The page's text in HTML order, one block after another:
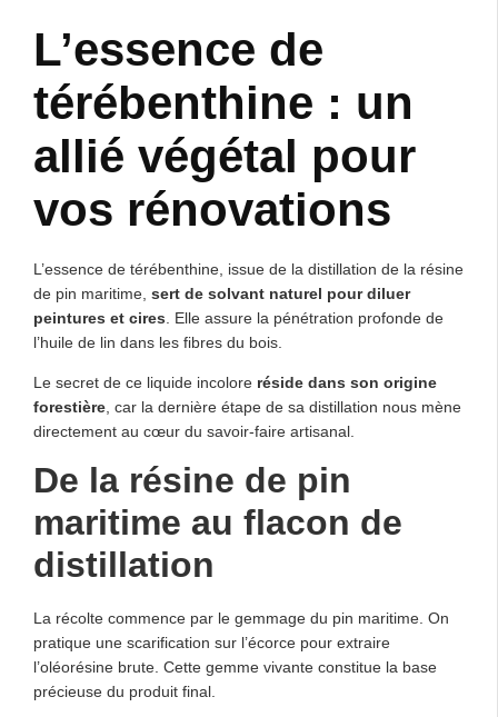
L’essence de
térébenthine : un
allié végétal pour
vos rénovations
L’essence de térébenthine, issue de la distillation de la résine
de pin maritime, sert de solvant naturel pour diluer
peintures et cires . Elle assure la pénétration profonde de
l’huile de lin dans les fibres du bois.
Le secret de ce liquide incolore réside dans son origine
forestière , car la dernière étape de sa distillation nous mène
directement au cœur du savoir-faire artisanal.
De la résine de pin
maritime au flacon de
distillation
La récolte commence par le gemmage du pin maritime. On
pratique une scarification sur l’écorce pour extraire
l’oléorésine brute. Cette gemme vivante constitue la base
précieuse du produit final.